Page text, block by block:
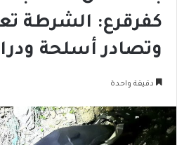
كفرقرع: الشرطة
وتصادر أسلحة
دقيقة واحدة